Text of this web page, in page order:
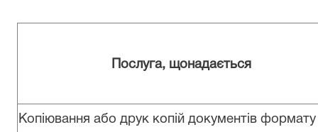
Послуга, щонадається
Копіювання або друк копій документів формату